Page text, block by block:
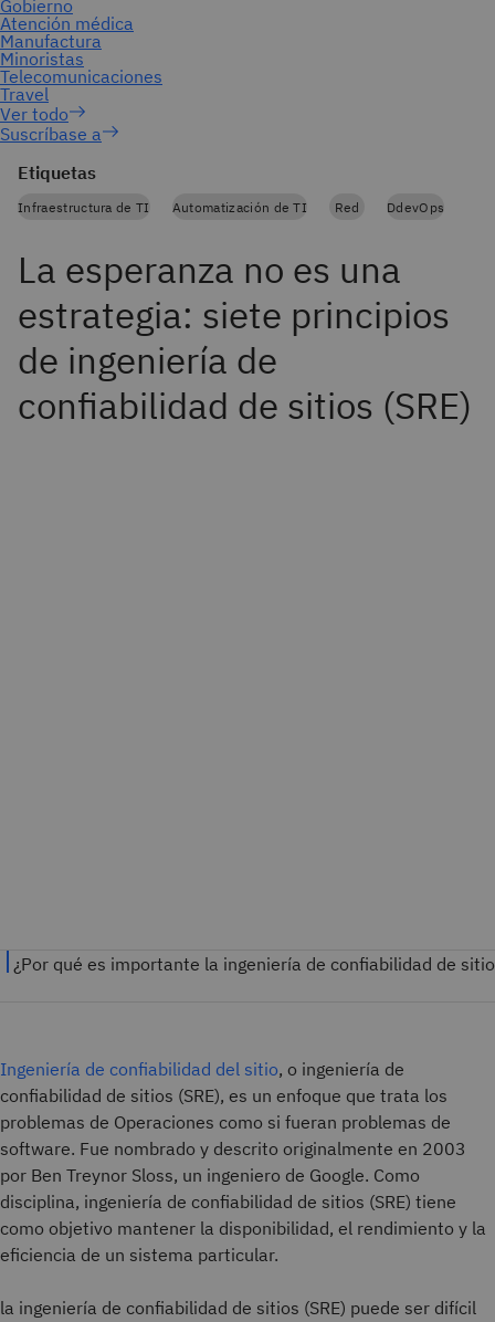
Suscríbase a
Etiquetas
Infraestructura de TI Automatización de TI Red DdevOps
La esperanza no es una
estrategia: siete principios
de ingeniería de
confiabilidad de sitios (SRE)
Ingeniería de confiabilidad del sitio, o ingeniería de
confiabilidad de sitios (SRE), es un enfoque que trata los
problemas de Operaciones como si fueran problemas de
software. Fue nombrado y descrito originalmente en 2003
por Ben Treynor Sloss, un ingeniero de Google. Como
disciplina, ingeniería de confiabilidad de sitios (SRE) tiene
como objetivo mantener la disponibilidad, el rendimiento y la
eficiencia de un sistema particular.
la ingeniería de confiabilidad de sitios (SRE) puede ser difícil